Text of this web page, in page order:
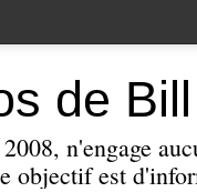
de
n'engage
objectif est